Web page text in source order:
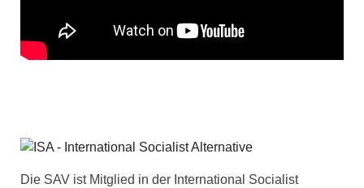
Die SAV ist Mitglied in der International Socialist